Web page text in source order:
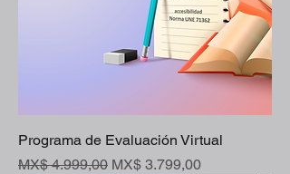
Programa de Evaluación Virtual
Preço normal
MX$ 4.999,00 Preço promocional
MX$ 3.799,00